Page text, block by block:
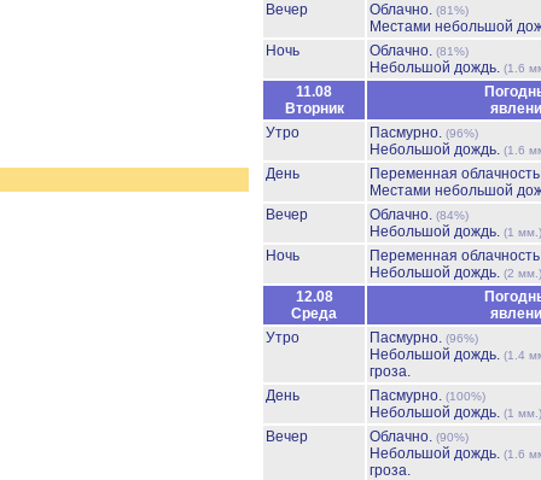
Вечер Облачно. (81%)
Местами небольшой
Ночь
Облачно. (81%)
Небольшой дождь. (1.6
11.08
Вторник
Утро
Пасмурно. (96%)
Небольшой дождь. (1.6
День
Переменная
Местами небольшой
Вечер
Облачно. (84%)
Небольшой дождь. (1 мм.)
Ночь
Переменная
Небольшой дождь. (2 мм.)
12.08
Среда
Утро
Пасмурно. (96%)
Небольшой дождь. (1.4
гроза.
День
Пасмурно. (100%)
Небольшой дождь. (1 мм.)
Вечер Облачно. (90%)
Небольшой дождь. (1.6
гроза.